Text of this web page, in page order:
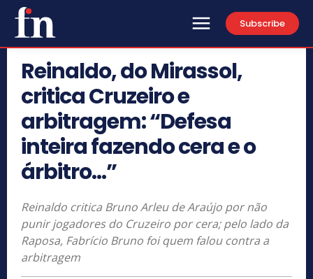
Subscribe
Reinaldo, do Mirassol,
critica Cruzeiro e
arbitragem: “Defesa
inteira fazendo cera e o
árbitro…”
Reinaldo critica Bruno Arleu de Araújo por não
punir jogadores do Cruzeiro por cera; pelo lado da
Raposa, Fabrício Bruno foi quem falou contra a
arbitragem